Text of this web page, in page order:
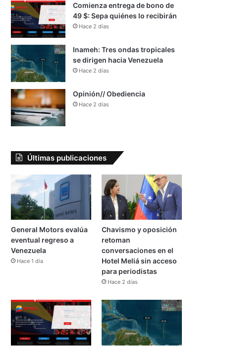
Comienza entrega de bono de
49 $: Sepa quiénes lo recibirán
Hace 2 días
Inameh: Tres ondas tropicales
se dirigen hacia Venezuela
Hace 2 días
Opinión// Obediencia
Hace 2 días
Últimas publicaciones
General Motors evalúa
eventual regreso a
Venezuela
Hace 1 día
Chavismo y oposición
retoman
conversaciones en el
Hotel Meliá sin acceso
para periodistas
Hace 2 días